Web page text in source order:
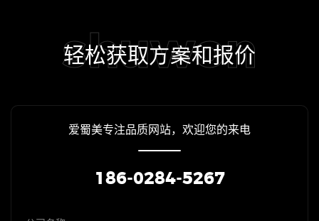
shuwon
轻松获取方案和报价
爱蜀美专注品质网站，欢迎您的来电
186-0284-5267